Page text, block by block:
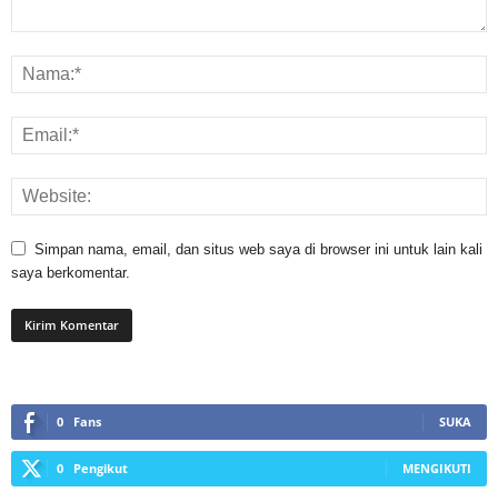
Simpan nama, email, dan situs web saya di browser ini untuk lain kali
saya berkomentar.
0 Fans SUKA
0 Pengikut MENGIKUTI